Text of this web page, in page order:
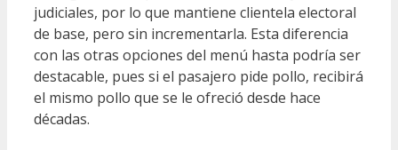
judiciales, por lo que mantiene clientela electoral
de base, pero sin incrementarla. Esta diferencia
con las otras opciones del menú hasta podría ser
destacable, pues si el pasajero pide pollo, recibirá
el mismo pollo que se le ofreció desde hace
décadas.